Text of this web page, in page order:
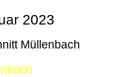
2023
Müllenbach